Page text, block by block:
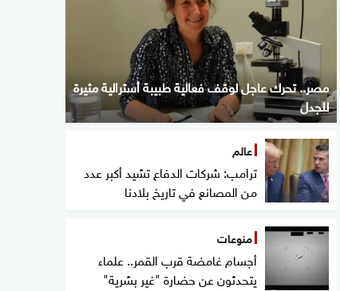
مصر.. تحرك عاجل لوقف فعالية طبيبة أسترالية مثيرة
للجدل
عالم
ترامب: شركات الدفاع تشيد أكبر عدد
من المصانع في تاريخ بلادنا
منوعات
أجسام غامضة قرب القمر.. علماء
يتحدثون عن حضارة "غير بشرية"